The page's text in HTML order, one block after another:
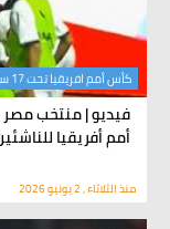
فيديو | منتخب مصر
أمم أفريقيا
كأس أمم افريقيا تحت 17 سنة
منذ الثلاثاء , 2 يونيو 2026